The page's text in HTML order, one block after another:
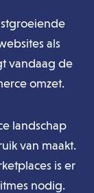
als
vandaag de
omzet.
landschap
van maakt.
is er
nodig.